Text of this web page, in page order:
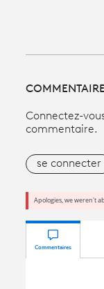
Connectez-
commentaire.
se connecter